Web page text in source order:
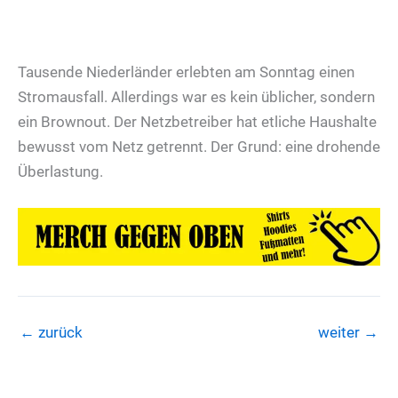
Tausende Niederländer erlebten am Sonntag einen
Stromausfall. Allerdings war es kein üblicher, sondern
ein Brownout. Der Netzbetreiber hat etliche Haushalte
bewusst vom Netz getrennt. Der Grund: eine drohende
Überlastung.
← zurück weiter →